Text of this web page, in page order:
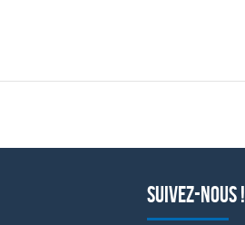
Suivez-nous !